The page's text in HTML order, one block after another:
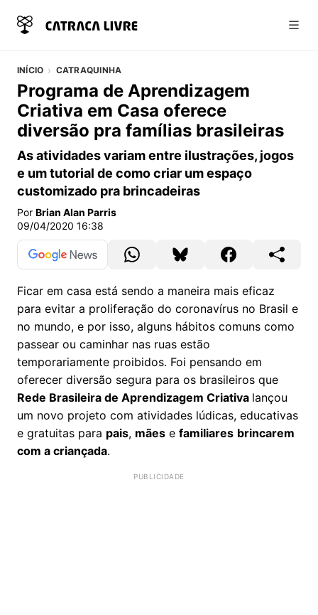
INÍCIO CATRAQUINHA
Programa de Aprendizagem
Criativa em Casa oferece
diversão pra famílias brasileiras
As atividades variam entre ilustrações, jogos
e um tutorial de como criar um espaço
customizado pra brincadeiras
Por Brian Alan Parris
09/04/2020 16:38
Ficar em casa está sendo a maneira mais eficaz
para evitar a proliferação do coronavírus no Brasil e
no mundo, e por isso, alguns hábitos comuns como
passear ou caminhar nas ruas estão
temporariamente proibidos. Foi pensando em
oferecer diversão segura para os brasileiros que
Rede Brasileira de Aprendizagem Criativa lançou
um novo projeto com atividades lúdicas, educativas
e gratuitas para pais, mães e familiares brincarem
com a criançada.